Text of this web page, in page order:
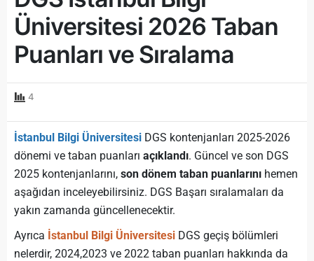
Üniversitesi 2026 Taban
Puanları ve Sıralama
4
İstanbul Bilgi Üniversitesi DGS kontenjanları 2025-2026
dönemi ve taban puanları açıklandı. Güncel ve son DGS
2025 kontenjanlarını, son dönem taban puanlarını hemen
aşağıdan inceleyebilirsiniz. DGS Başarı sıralamaları da
yakın zamanda güncellenecektir.
Ayrıca İstanbul Bilgi Üniversitesi DGS geçiş bölümleri
nelerdir, 2024,2023 ve 2022 taban puanları hakkında da